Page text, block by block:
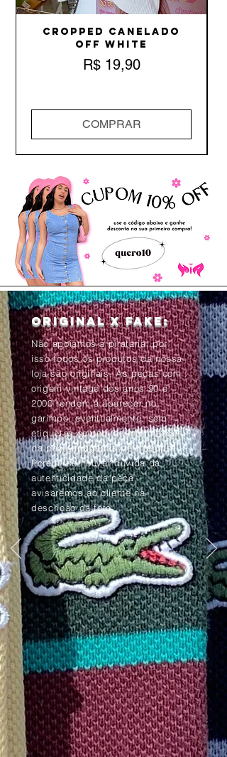
Cropped Canelado
Off White
Preço
R$ 19,90
COMPRAR
Original x Fake:
Não apoiamos a pirataria, por
isso todos os produtos da nossa
loja são originais. As peças com
origem vintage dos anos 90 e
2000 tendem à aparecer no
garimpo, eventualmente, sem
etiquetas ou com as informações
da peça apagadas pelo tempo.
Porém, se houver dúvida da
autenticidade da peça,
avisaremos ao cliente na
descrição da foto.